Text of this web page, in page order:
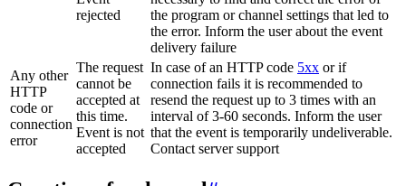
rejected
the program or channel settings that led to
the error. Inform the user about the event
delivery failure
Any other
HTTP
code or
connection
error
The request
cannot be
accepted at
this time.
Event is not
accepted
In case of an HTTP code 5xx or if
connection fails it is recommended to
resend the request up to 3 times with an
interval of 3-60 seconds. Inform the user
that the event is temporarily undeliverable.
Contact server support